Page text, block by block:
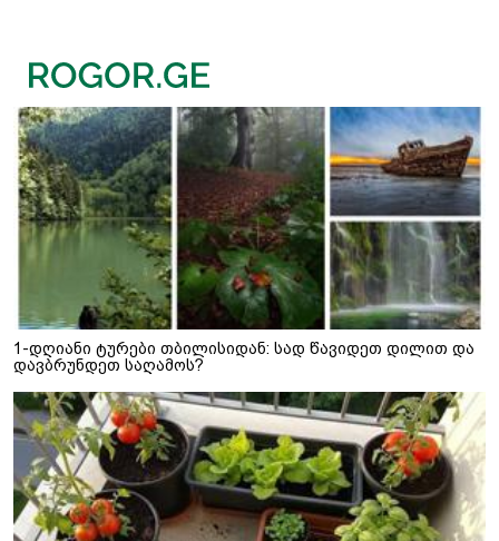
1-დღიანი ტურები თბილისიდან: სად წავიდეთ დილით და
დავბრუნდეთ საღამოს?